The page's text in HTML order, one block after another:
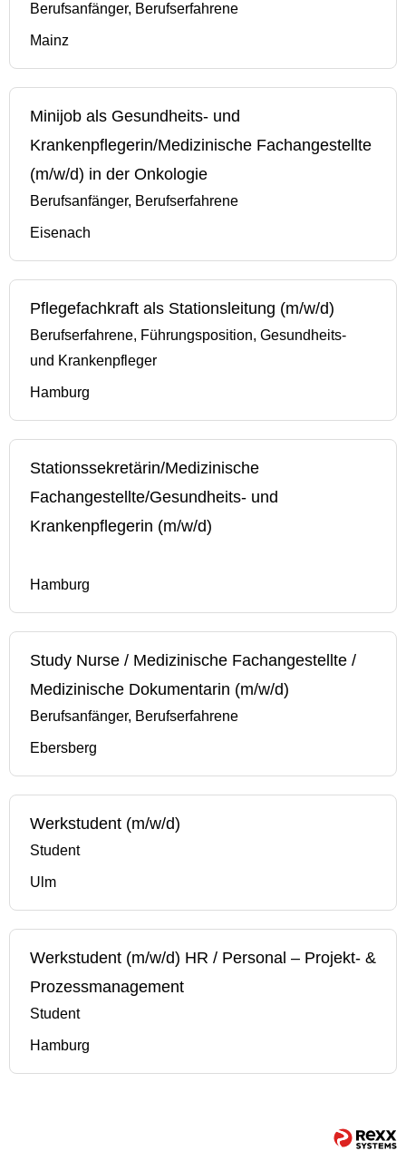
Berufsanfänger, Berufserfahrene
Mainz
Minijob als Gesundheits- und
Krankenpflegerin/Medizinische Fachangestellte
(m/w/d) in der Onkologie
Berufsanfänger, Berufserfahrene
Eisenach
Pflegefachkraft als Stationsleitung (m/w/d)
Berufserfahrene, Führungsposition, Gesundheits-
und Krankenpfleger
Hamburg
Stationssekretärin/Medizinische
Fachangestellte/Gesundheits- und
Krankenpflegerin (m/w/d)
Hamburg
Study Nurse / Medizinische Fachangestellte /
Medizinische Dokumentarin (m/w/d)
Berufsanfänger, Berufserfahrene
Ebersberg
Werkstudent (m/w/d)
Student
Ulm
Werkstudent (m/w/d) HR / Personal – Projekt- &
Prozessmanagement
Student
Hamburg